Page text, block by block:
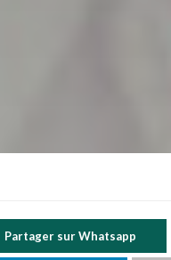
Partager sur Whatsapp